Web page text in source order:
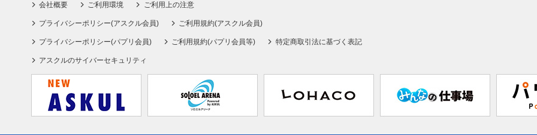
会社概要 ご利用環境 ご利用上の注意
プライバシーポリシー(アスクル会員) ご利用規約(アスクル会員)
プライバシーポリシー(パプリ会員) ご利用規約(パプリ会員等) 特定商取引法に基づく表記
アスクルのサイバーセキュリティ